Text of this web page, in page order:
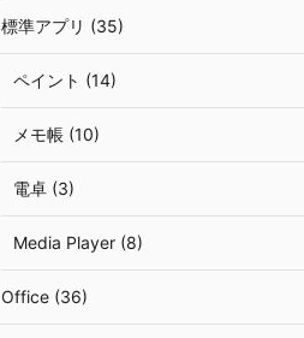
標準アプリ (35)
ペイント (14)
メモ帳 (10)
電卓 (3)
Media Player (8)
Office (36)